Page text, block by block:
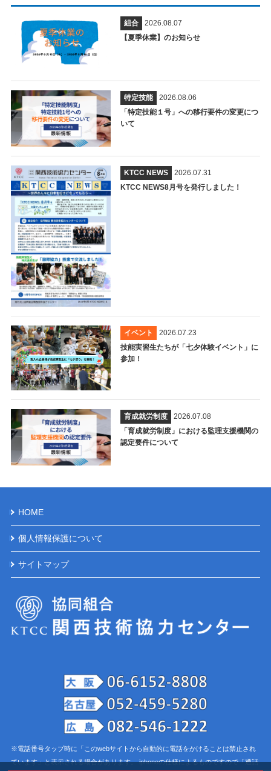
組合
2026.08.07
【夏季休業】のお知らせ
特定技能
2026.08.06
「特定技能１号」への移行要件の変更につ
いて
KTCC NEWS
2026.07.31
KTCC NEWS8月号を発行しました！
イベント
2026.07.23
技能実習生たちが「七夕体験イベント」に
参加！
育成就労制度
2026.07.08
「育成就労制度」における監理支援機関の
認定要件について
HOME
個人情報保護について
サイトマップ
※電話番号タップ時に「このwebサイトから自動的に電話をかけることは禁止され
ています」と表示される場合があります。 iphoneの仕様によるものですので「通話